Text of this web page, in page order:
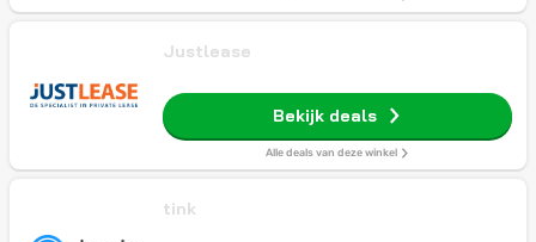
Justlease
Bekijk deals
Alle deals van deze winkel
tink